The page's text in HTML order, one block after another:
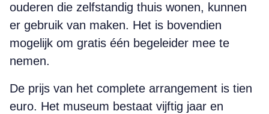
ouderen die zelfstandig thuis wonen, kunnen
er gebruik van maken. Het is bovendien
mogelijk om gratis één begeleider mee te
nemen.
De prijs van het complete arrangement is tien
euro. Het museum bestaat vijftig jaar en